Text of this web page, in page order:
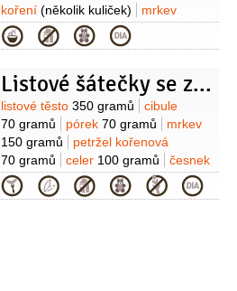
koření (několik kuliček)
mrkev
1 kus
petržel kořenová
1/2kusu cibule1 kus
mouka pšeničná hrubá
120 gramů
vejce 1 kus voda
(vlažná)
Kategorie
Listové šátečky se zeleninovou náplní
Suroviny
listové těsto 350 gramů
cibule
70 gramů
pórek 70 gramů
mrkev
150 gramů
petržel kořenová
70 gramů
celer 100 gramů
česnek
1 stroužek
máslo 40 gramů
slanina
25 gramů
Kategorie